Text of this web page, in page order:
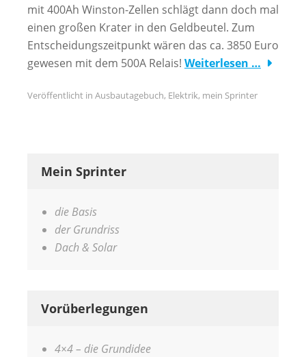
mit 400Ah Winston-Zellen schlägt dann doch mal
einen großen Krater in den Geldbeutel. Zum
Entscheidungszeitpunkt wären das ca. 3850 Euro
gewesen mit dem 500A Relais! Weiterlesen …
Veröffentlicht in Ausbautagebuch, Elektrik, mein Sprinter
Mein Sprinter
die Basis
der Grundriss
Dach & Solar
Vorüberlegungen
4×4 – die Grundidee